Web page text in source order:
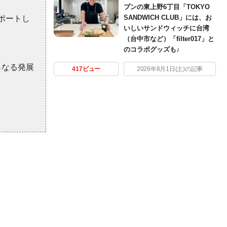
ートし
る発展
プンの東上野6丁目「TOKYO
SANDWICH CLUB」には、お
いしいサンドウィッチに台湾
（台中市など）「filter017」と
のコラボグッズも♪
417ビュー 2026年8月1日(土)の記事